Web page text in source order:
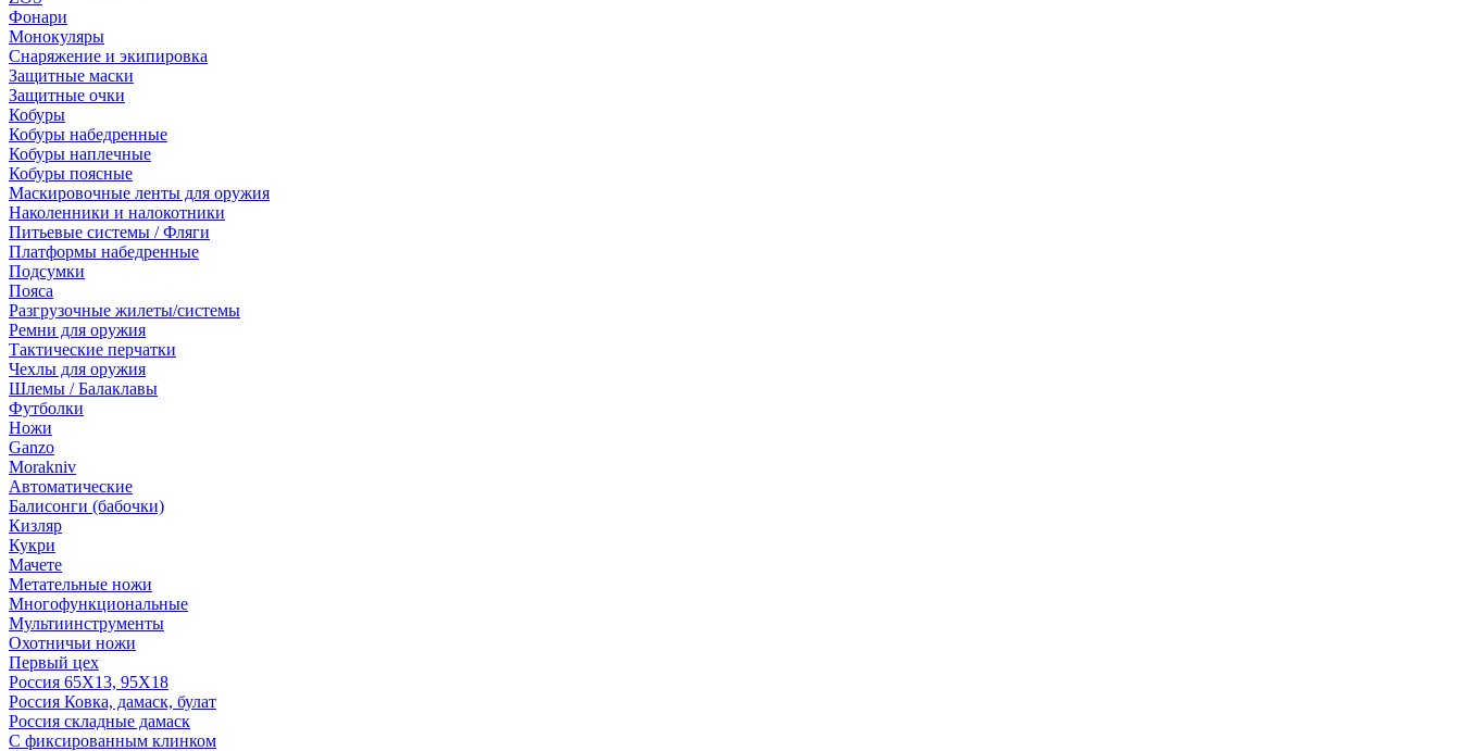
Фонари
Монокуляры
Снаряжение и экипировка
Защитные маски
Защитные очки
Кобуры
Кобуры набедренные
Кобуры наплечные
Кобуры поясные
Маскировочные ленты для оружия
Наколенники и налокотники
Питьевые системы / Фляги
Платформы набедренные
Подсумки
Пояса
Разгрузочные жилеты/системы
Ремни для оружия
Тактические перчатки
Чехлы для оружия
Шлемы / Балаклавы
Футболки
Ножи
Ganzo
Morakniv
Автоматические
Балисонги (бабочки)
Кизляр
Кукри
Мачете
Метательные ножи
Многофункциональные
Мультиинструменты
Охотничьи ножи
Первый цех
Россия 65Х13, 95Х18
Россия Ковка, дамаск, булат
Россия складные дамаск
С фиксированным клинком